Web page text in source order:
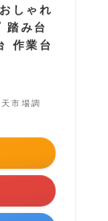
しゃれ
踏み台
作業台
市場調